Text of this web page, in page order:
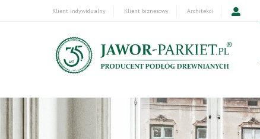
Klient indywidualny Klient biznesowy Architekci